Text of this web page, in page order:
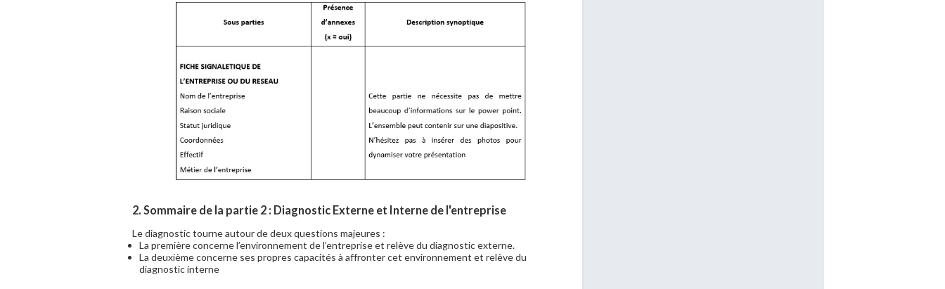
2. Sommaire de la partie 2 : Diagnostic Externe et Interne de l'entreprise
Le diagnostic tourne autour de deux questions majeures :
La première concerne l’environnement de l’entreprise et relève du diagnostic externe.
La deuxième concerne ses propres capacités à affronter cet environnement et relève du
diagnostic interne